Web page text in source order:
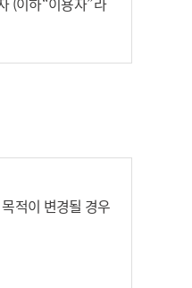
은 유료회원을
회원에 대한 서비
적이 변경될 경우